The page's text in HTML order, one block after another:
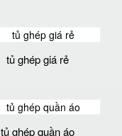
tủ ghép giá rẻ
tủ ghép quần áo